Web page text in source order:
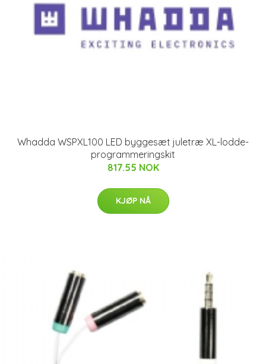
Whadda WSPXL100 LED byggesæt juletræ XL-lodde-
programmeringskit
817.55 NOK
KJØP NÅ